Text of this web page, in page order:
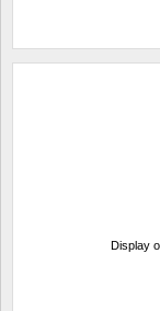
Display